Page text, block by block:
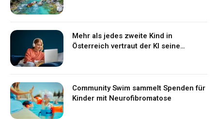
Mehr als jedes zweite Kind in
Österreich vertraut der KI seine
Community Swim sammelt Spenden für
Kinder mit Neurofibromatose